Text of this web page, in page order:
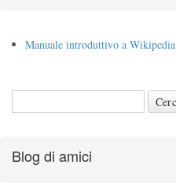
Manuale introduttivo a Wikipedia
Blog di amici